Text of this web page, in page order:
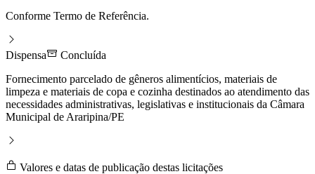
Conforme Termo de Referência.
Dispensa
Concluída
Fornecimento parcelado de gêneros alimentícios, materiais de
limpeza e materiais de copa e cozinha destinados ao atendimento das
necessidades administrativas, legislativas e institucionais da Câmara
Municipal de Araripina/PE
Valores e datas de publicação destas licitações